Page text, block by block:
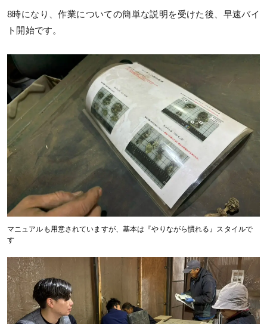
8時になり、作業についての簡単な説明を受けた後、早速バイ
ト開始です。
マニュアルも用意されていますが、基本は『やりながら慣れる』スタイルで
す